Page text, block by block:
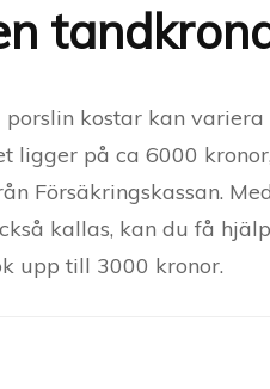
kostar kan
ligger på ca 6000
Försäkringskassan.
kallas, kan du få
upp till 3000 kronor.